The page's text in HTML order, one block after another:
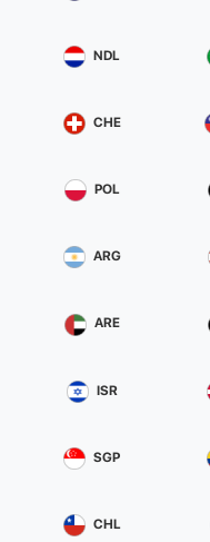
NDL
CHE
POL
ARG
ARE
ISR
SGP
CHL